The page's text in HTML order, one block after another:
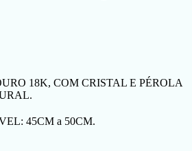
18K, COM CRISTAL E PÉROLA
45CM a 50CM.